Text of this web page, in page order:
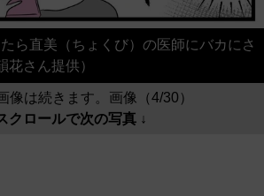
ら直美（ちょくび）の医師にバカにさ
花さん提供）
像は続きます。画像（4/30）
クロールで次の写真 ↓